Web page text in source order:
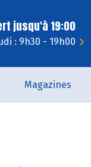
jusqu'à 19:00
: 9h30 - 19h00
Magazines